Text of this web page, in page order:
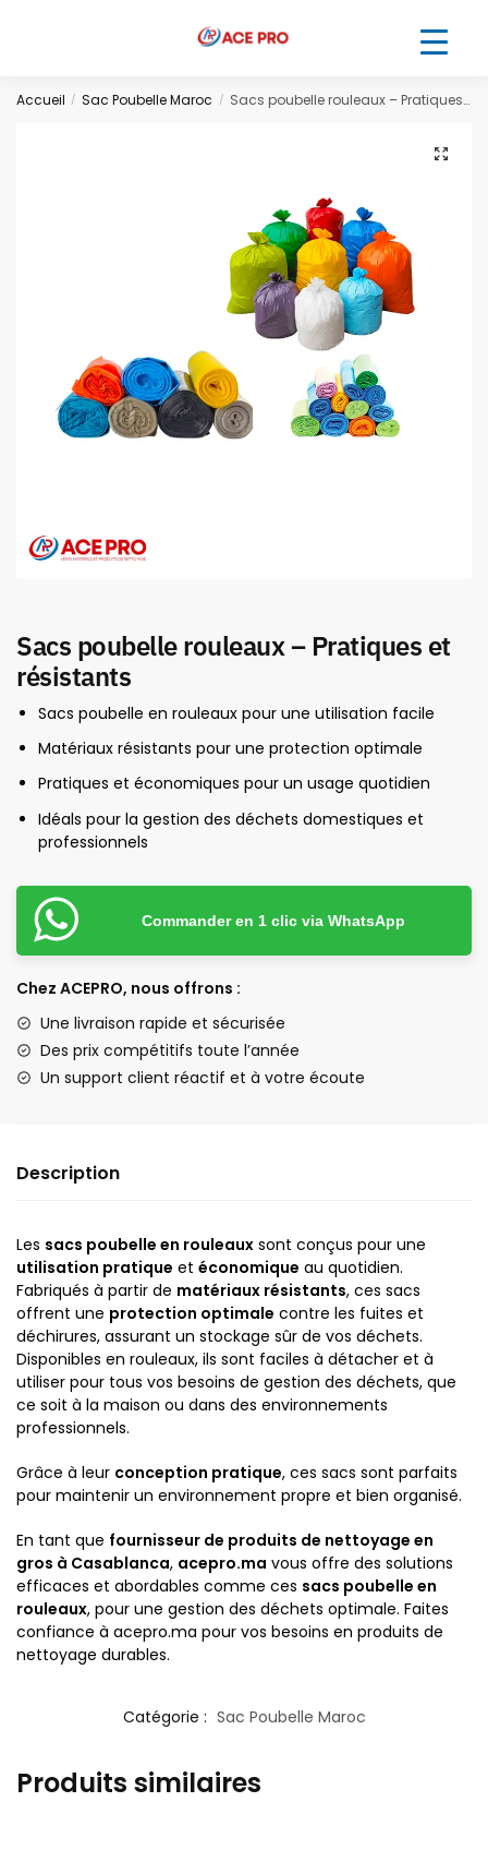
Accueil / Sac Poubelle Maroc / Sacs poubelle rouleaux – Pratiques et résistants
Sacs poubelle rouleaux – Pratiques et
résistants
Sacs poubelle en rouleaux pour une utilisation facile
Matériaux résistants pour une protection optimale
Pratiques et économiques pour un usage quotidien
Idéals pour la gestion des déchets domestiques et
professionnels
Commander en 1 clic via WhatsApp
Chez ACEPRO, nous offrons :
Une livraison rapide et sécurisée
Des prix compétitifs toute l’année
Un support client réactif et à votre écoute
Description
Les sacs poubelle en rouleaux sont conçus pour une
utilisation pratique et économique au quotidien.
Fabriqués à partir de matériaux résistants, ces sacs
offrent une protection optimale contre les fuites et
déchirures, assurant un stockage sûr de vos déchets.
Disponibles en rouleaux, ils sont faciles à détacher et à
utiliser pour tous vos besoins de gestion des déchets, que
ce soit à la maison ou dans des environnements
professionnels.
Grâce à leur conception pratique, ces sacs sont parfaits
pour maintenir un environnement propre et bien organisé.
En tant que fournisseur de produits de nettoyage en
gros à Casablanca, acepro.ma vous offre des solutions
efficaces et abordables comme ces sacs poubelle en
rouleaux, pour une gestion des déchets optimale. Faites
confiance à acepro.ma pour vos besoins en produits de
nettoyage durables.
Catégorie : Sac Poubelle Maroc
Produits similaires